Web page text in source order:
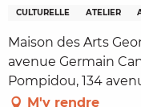
CULTURELLE ATELIER
Maison des Arts
avenue Germain
Pompidou, 134
M'y rendre